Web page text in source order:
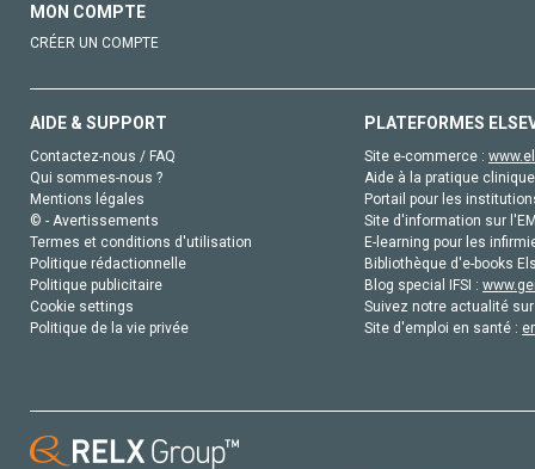
MON COMPTE
CRÉER UN COMPTE
AIDE & SUPPORT
Contactez-nous / FAQ
Qui sommes-nous ?
Mentions légales
© - Avertissements
Termes et conditions d'utilisation
Politique rédactionnelle
Politique publicitaire
Cookie settings
Politique de la vie privée
PLATEFORMES
Site e-commerce :
Aide à la pratique
Portail pour les
Site d'information sur
E-learning pour les
Bibliothèque d'e-books
Blog special IFSI :
Suivez notre actualité
Site d'emploi en santé :